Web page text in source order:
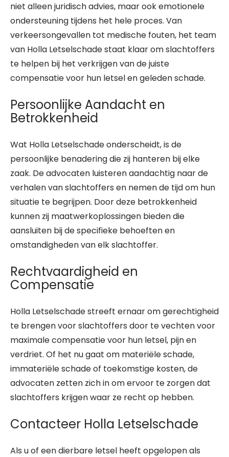
niet alleen juridisch advies, maar ook emotionele
ondersteuning tijdens het hele proces. Van
verkeersongevallen tot medische fouten, het team
van Holla Letselschade staat klaar om slachtoffers
te helpen bij het verkrijgen van de juiste
compensatie voor hun letsel en geleden schade.
Persoonlijke Aandacht en
Betrokkenheid
Wat Holla Letselschade onderscheidt, is de
persoonlijke benadering die zij hanteren bij elke
zaak. De advocaten luisteren aandachtig naar de
verhalen van slachtoffers en nemen de tijd om hun
situatie te begrijpen. Door deze betrokkenheid
kunnen zij maatwerkoplossingen bieden die
aansluiten bij de specifieke behoeften en
omstandigheden van elk slachtoffer.
Rechtvaardigheid en
Compensatie
Holla Letselschade streeft ernaar om gerechtigheid
te brengen voor slachtoffers door te vechten voor
maximale compensatie voor hun letsel, pijn en
verdriet. Of het nu gaat om materiële schade,
immateriële schade of toekomstige kosten, de
advocaten zetten zich in om ervoor te zorgen dat
slachtoffers krijgen waar ze recht op hebben.
Contacteer Holla Letselschade
Als u of een dierbare letsel heeft opgelopen als